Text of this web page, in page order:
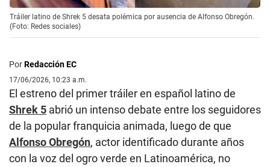
Tráiler latino de Shrek 5 desata polémica por ausencia de Alfonso Obregón.
(Foto: Redes sociales)
PorRedacción EC
17/06/2026, 10:23 a.m.
El estreno del primer tráiler en español latino de
Shrek 5 abrió un intenso debate entre los seguidores
de la popular franquicia animada, luego de que
Alfonso Obregón, actor identificado durante años
con la voz del ogro verde en Latinoamérica, no